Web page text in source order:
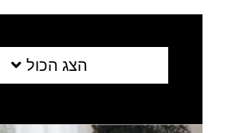
הצג הכול